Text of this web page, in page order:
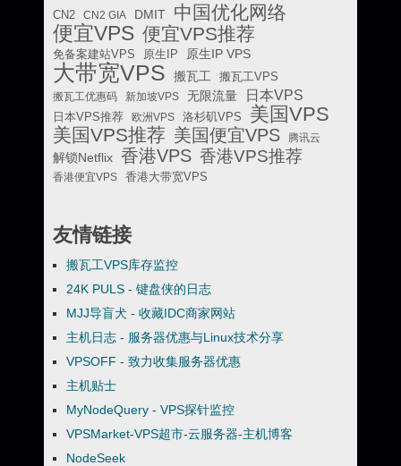
CN2 CN2 GIA DMIT 中国优化网络
便宜VPS 便宜VPS推荐
免备案建站VPS 原生IP 原生IP VPS
大带宽VPS 搬瓦工
搬瓦工VPS
搬瓦工优惠码
新加坡VPS 无限流量 日本VPS
日本VPS推荐 欧洲VPS 洛杉矶VPS 美国VPS
美国VPS推荐 美国便宜VPS 腾讯云
解锁Netflix 香港VPS 香港VPS推荐
香港便宜VPS 香港大带宽VPS
友情链接
搬瓦工VPS库存监控
24K PULS - 键盘侠的日志
MJJ导盲犬 - 收藏IDC商家网站
主机日志 - 服务器优惠与Linux技术分享
VPSOFF - 致力收集服务器优惠
主机贴士
MyNodeQuery - VPS探针监控
VPSMarket-VPS超市-云服务器-主机博客
NodeSeek